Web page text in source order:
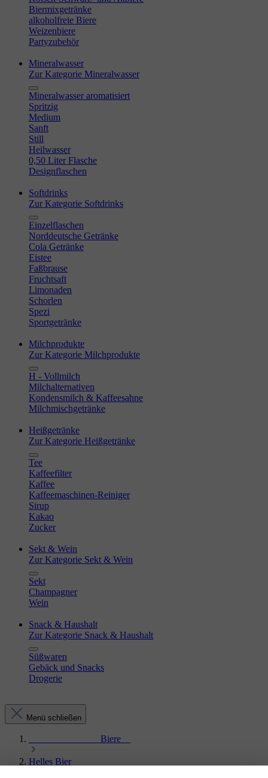
Biermixgetränke
alkoholfreie Biere
Weizenbiere
Partyzubehör
Mineralwasser
Zur Kategorie Mineralwasser
Mineralwasser aromatisiert
Spritzig
Medium
Sanft
Still
Heilwasser
0,50 Liter Flasche
Designflaschen
Softdrinks
Zur Kategorie Softdrinks
Einzelflaschen
Norddeutsche Getränke
Cola Getränke
Eistee
Faßbrause
Fruchtsaft
Limonaden
Schorlen
Spezi
Sportgetränke
Milchprodukte
Zur Kategorie Milchprodukte
H - Vollmilch
Milchalternativen
Kondensmilch & Kaffeesahne
Milchmischgetränke
Heißgetränke
Zur Kategorie Heißgetränke
Tee
Kaffeefilter
Kaffee
Kaffeemaschinen-Reiniger
Sirup
Kakao
Zucker
Sekt & Wein
Zur Kategorie Sekt & Wein
Sekt
Champagner
Wein
Snack & Haushalt
Zur Kategorie Snack & Haushalt
Süßwaren
Gebäck und Snacks
Drogerie
Menü schließen
_______________Biere__
Helles Bier